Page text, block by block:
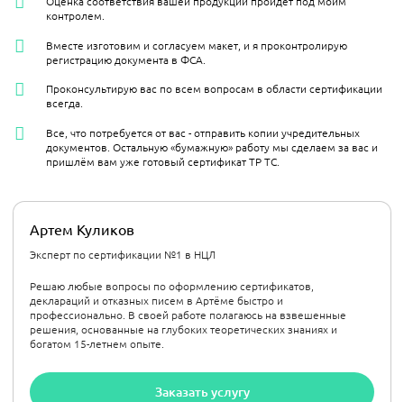
Артем Куликов
Эксперт по сертификации №1 в НЦЛ
Решаю любые вопросы по оформлению сертификатов,
деклараций и отказных писем в Артёме быстро и
профессионально. В своей работе полагаюсь на взвешенные
решения, основанные на глубоких теоретических знаниях и
богатом 15-летнем опыте.
Заказать услугу
контролем.
Вместе изготовим и согласуем макет, и я проконтролирую
регистрацию документа в ФСА.
Проконсультирую вас по всем вопросам в области сертификации
всегда.
Все, что потребуется от вас - отправить копии учредительных
документов. Остальную «бумажную» работу мы сделаем за вас и
пришлём вам уже готовый сертификат ТР ТС.